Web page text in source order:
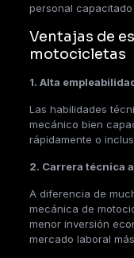
personal
Ventajas de
motocicletas
1. Alta
Las habilidades
mecánico bien
rápidamente o
2. Carrera técnica
A diferencia de
mecánica de
menor inversión
mercado laboral